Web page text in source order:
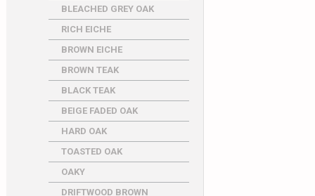
BLEACHED GREY OAK
RICH EICHE
BROWN EICHE
BROWN TEAK
BLACK TEAK
BEIGE FADED OAK
HARD OAK
TOASTED OAK
OAKY
DRIFTWOOD BROWN